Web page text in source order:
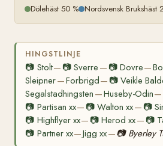
Dölehäst 50 % Nordsvensk Brukshäst
HINGSTLINJE
📷 Stolt— 📷Sverre — 📷 Dovre—
Sleipner—Forbrigd— 📷Veikle
Segalstadhingsten —Huseby-Odin—
📷 Partisan xx— 📷Walton xx— 📷
📷 Highflyer xx— 📷Herod xx— 📷
📷 Partner xx—Jigg xx—📷 Byerley